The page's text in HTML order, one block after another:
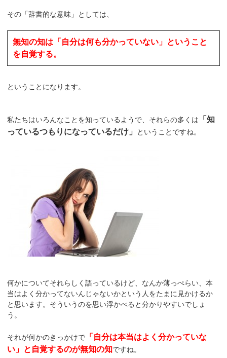
その「辞書的な意味」としては、
無知の知は「自分は何も分かっていない」ということ
を自覚する。
ということになります。
私たちはいろんなことを知っているようで、それらの多くは
「知
っているつもりになっているだけ」
ということですね。
何かについてそれらしく語っているけど、なんか薄っぺらい、本
当はよく分かってないんじゃないかという人をたまに見かけるか
と思います。そういうのを思い浮かべると分かりやすいでしょ
う。
それが何かのきっかけで 「自分は本当はよく分かっていな
い」と自覚するのが無知の知ですね。